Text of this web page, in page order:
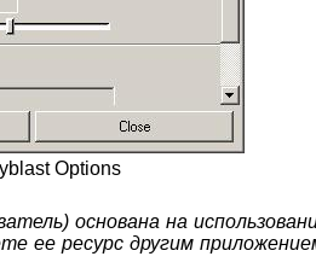
Options
основана на
ее ресурс другим